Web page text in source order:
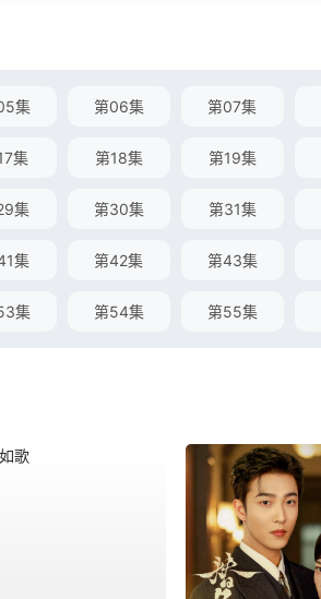
集 第06集 第07集
集 第18集 第19集
集 第30集 第31集
集 第42集 第43集
集 第54集 第55集